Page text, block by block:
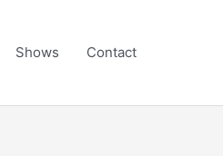
Shows Contact